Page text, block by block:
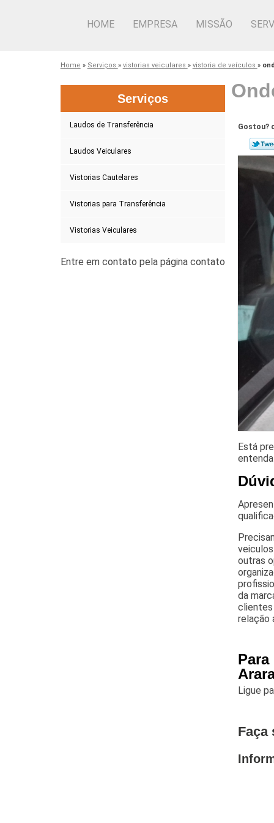
HOME EMPRESA MISSÃO
Home » Serviços » vistorias veiculares » vistoria de veículos »
Serviços
Laudos de Transferência
Laudos Veiculares
Vistorias Cautelares
Vistorias para Transferência
Vistorias Veiculares
Gostou?
Está
outras
da
clientes
relação
Ligue
Faça